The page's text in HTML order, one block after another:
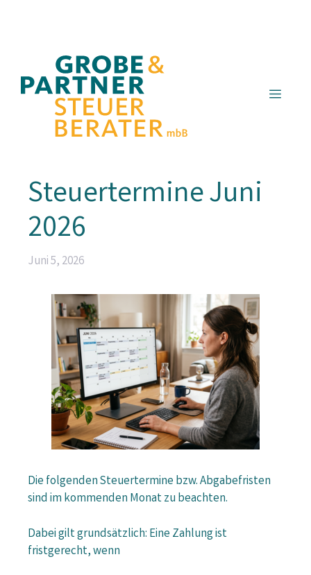
Menü
Steuertermine Juni
2026
Juni 5, 2026
Die folgenden Steuertermine bzw. Abgabefristen
sind im kommenden Monat zu beachten.
Dabei gilt grundsätzlich: Eine Zahlung ist
fristgerecht, wenn